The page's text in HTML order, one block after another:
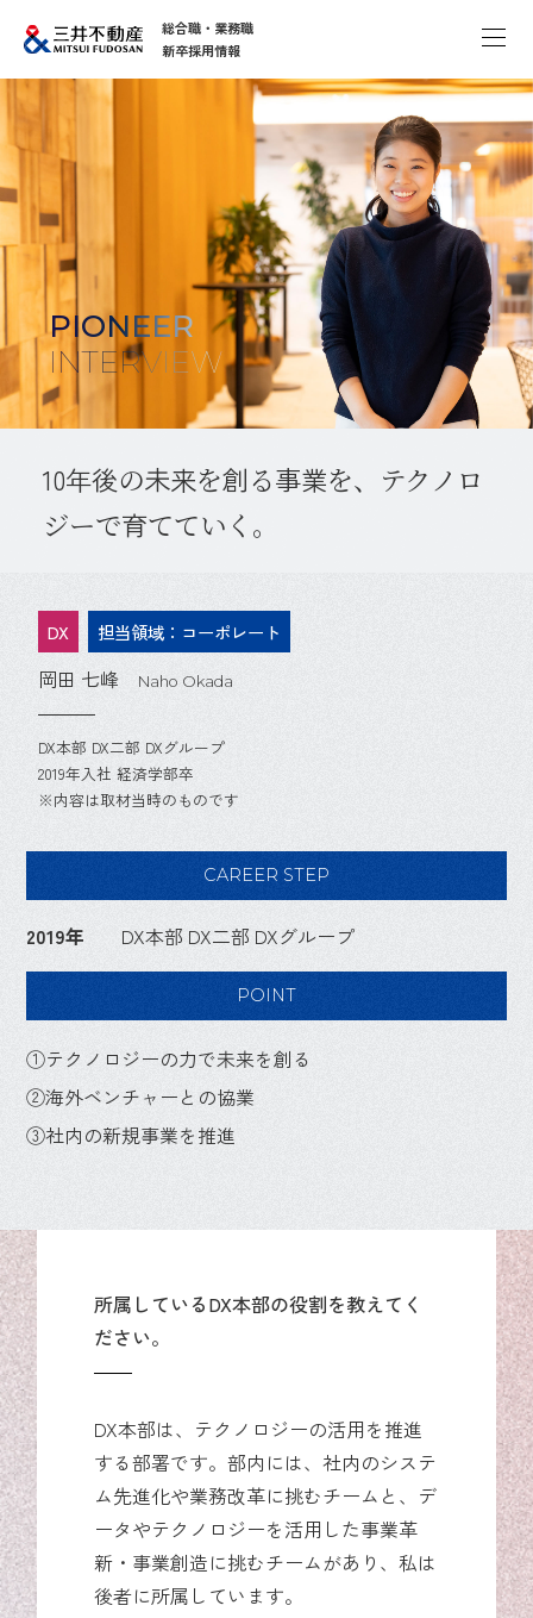
総合職・業務職
新卒採用情報
10年後の未来を創る事業を、 テクノロ
ジーで育てていく。
DX 担当領域：コーポレート
岡田 七峰 Naho Okada
DX本部 DX二部 DXグループ
2019年入社 経済学部卒
※内容は取材当時のものです
PIONEER
INTERVIEW
CAREER STEP
2019年 DX本部 DX二部 DXグループ
POINT
①テクノロジーの力で未来を創る
②海外ベンチャーとの協業
③社内の新規事業を推進
所属しているDX本部の役割を教えてく
ださい。
DX本部は、テクノロジーの活用を推進
する部署です。部内には、社内のシステ
ム先進化や業務改革に挑むチームと、デ
ータやテクノロジーを活用した事業革
新・事業創造に挑むチームがあり、私は
後者に所属しています。